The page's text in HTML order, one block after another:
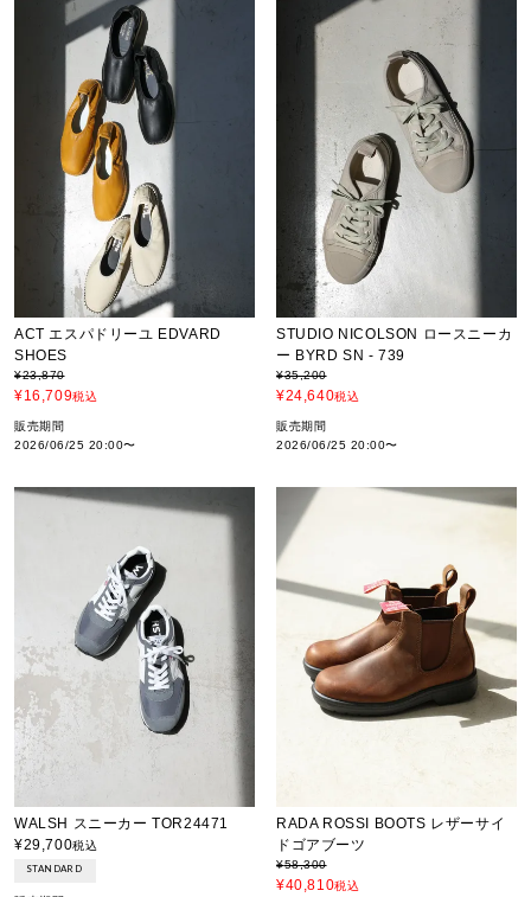
ACT エスパドリーユ EDVARD
SHOES
¥23,870
¥16,709税込
販売期間
2026/06/25 20:00〜
STUDIO NICOLSON ロースニーカ
ー BYRD SN - 739
¥35,200
¥24,640税込
販売期間
2026/06/25 20:00〜
WALSH スニーカー TOR24471
¥29,700税込
STANDARD
RADA ROSSI BOOTS レザーサイ
ドゴアブーツ
¥58,300
¥40,810税込